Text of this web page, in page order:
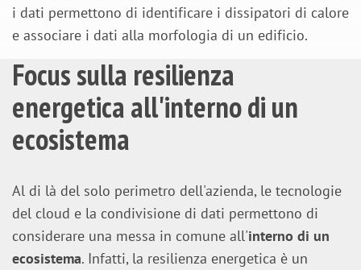
i dati permettono di identificare i dissipatori di calore
e associare i dati alla morfologia di un edificio.
Focus sulla resilienza
energetica all'interno di un
ecosistema
Al di là del solo perimetro dell'azienda, le tecnologie
del cloud e la condivisione di dati permettono di
considerare una messa in comune all'interno di un
ecosistema. Infatti, la resilienza energetica è un